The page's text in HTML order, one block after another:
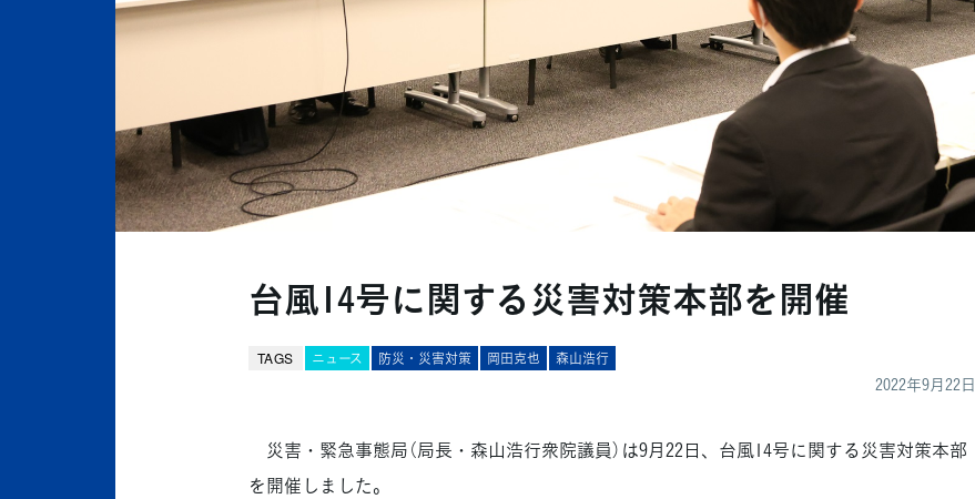
台風14号に関する災害対策本部を開催
TAGS ニュース 防災・災害対策 岡田克也 森山浩行
2022年9月22日
災害・緊急事態局（局長・森山浩行衆院議員）は9月22日、台風14号に関する災害対策本部
を開催しました。